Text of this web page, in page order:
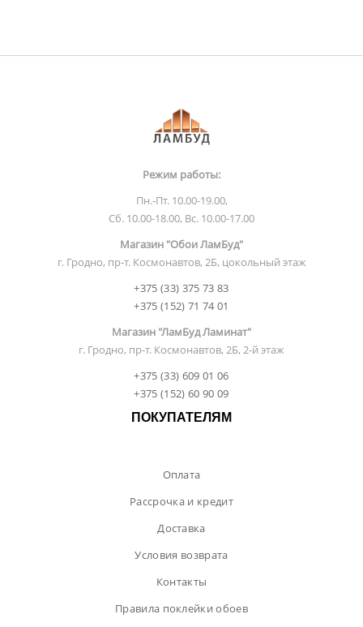
Режим работы:
Пн.-Пт. 10.00-19.00,
Сб. 10.00-18.00, Вс. 10.00-17.00
Магазин "Обои ЛамБуд"
г. Гродно, пр-т. Космонавтов, 2Б, цокольный этаж
+375 (33) 375 73 83
+375 (152) 71 74 01
Магазин "ЛамБуд Ламинат"
г. Гродно, пр-т. Космонавтов, 2Б, 2-й этаж
+375 (33) 609 01 06
+375 (152) 60 90 09
ПОКУПАТЕЛЯМ
Оплата
Рассрочка и кредит
Доставка
Условия возврата
Контакты
Правила поклейки обоев